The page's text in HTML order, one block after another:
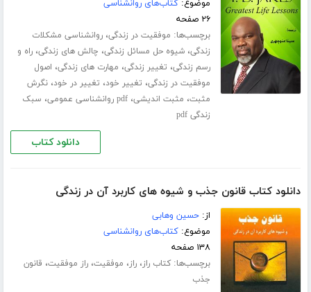
موضوع:کتاب‌های روانشناسی
۲۶ صفحه
برچسب‌ها: موفقیت در زندگی،روانشناسی مشکلات
زندگی،شیوه حل مسائل زندگی، چالش های زندگی،راه و
رسم زندگی، تغییر زندگی، مهارت های زندگی، اصول
موفقیت در زندگی، تغییر خود، تغییر در خود،نگرش
مثبت، مثبت اندیشی،pdf روانشناسی عمومی ، سبک
زندگی pdf
دانلود کتاب
دانلود کتاب قانون جذب و شیوه های کاربرد آن در زندگی
از:حسین وهابی
موضوع:کتاب‌های روانشناسی
۱۳۸ صفحه
برچسب‌ها:کتاب راز،راز، موفقیت،راز موفقیت، قانون
جذب